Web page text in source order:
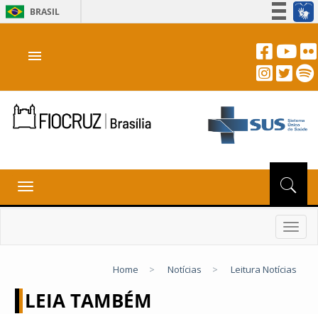
BRASIL
Acesso à informação
Canais
menu
Toggle
navigation
Home > Notícias > Leitura Notícias
LEIA TAMBÉM